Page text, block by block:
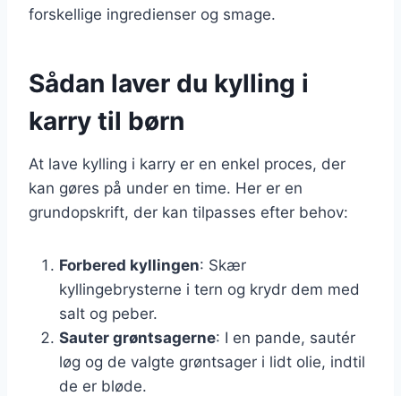
forskellige ingredienser og smage.
Sådan laver du kylling i
karry til børn
At lave kylling i karry er en enkel proces, der
kan gøres på under en time. Her er en
grundopskrift, der kan tilpasses efter behov:
Forbered kyllingen: Skær
kyllingebrysterne i tern og krydr dem med
salt og peber.
Sauter grøntsagerne: I en pande, sautér
løg og de valgte grøntsager i lidt olie, indtil
de er bløde.